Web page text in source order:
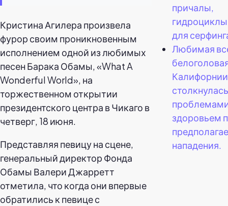
Кристина Агилера произвела
фурор своим проникновенным
исполнением одной из любимых
песен Барака Обамы, «What A
Wonderful World», на
торжественном открытии
президентского центра в Чикаго в
четверг, 18 июня.
Представляя певицу на сцене,
генеральный директор Фонда
Обамы Валери Джарретт
отметила, что когда они впервые
обратились к певице с
причалы,
для
Любимая
здоровьем
нападения.